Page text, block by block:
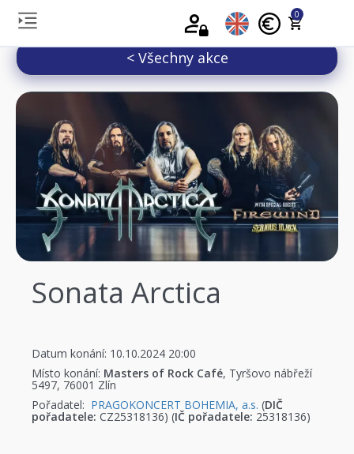
0
< Všechny akce
Sonata Arctica
Datum konání: 10.10.2024 20:00
Místo konání: Masters of Rock Café, Tyršovo nábřeží
5497, 76001 Zlín
Pořadatel: PRAGOKONCERT BOHEMIA, a.s. (DIČ
pořadatele: CZ25318136) (IČ pořadatele: 25318136)